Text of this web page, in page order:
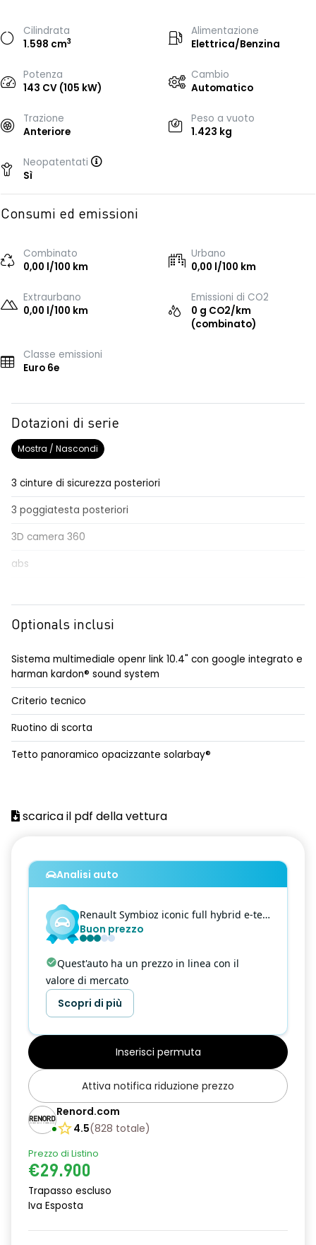
Cilindrata
1.598 cm3
Alimentazione
Elettrica/Benzina
Potenza
143 CV (105 kW)
Cambio
Automatico
Trazione
Anteriore
Peso a vuoto
1.423 kg
Neopatentati
Sì
Consumi ed emissioni
Combinato
0,00 l/100 km
Urbano
0,00 l/100 km
Extraurbano
0,00 l/100 km
Emissioni di CO2
0 g CO2/km
(combinato)
Classe emissioni
Euro 6e
Dotazioni di serie
Mostra / Nascondi
3 cinture di sicurezza posteriori
3 poggiatesta posteriori
3D camera 360
abs
adaptative cruise control
airbag frontale conducente e passeggero
airbag laterali anteriori e posteriori
alzacristalli anteriori elettrici e impulsionali
alzacristalli posteriori elettrici impulsionali
blind spot warning and rear detection with emergency lane
keeping assist
caricatore smartphone a induzione
climatizzatore automatico
commutatore airbag frontale passeggero
disattivazione ADAS
distance warning avviso distanza di sicurezza
doppio fondo bagagliaio
driver attention alert
driver display 10''
e-call chiamata d'emergenza
mantenimento della corsia
fari posteriori FULL LED 3D con firma luminosa dinamica C-
SHAPE
Optionals inclusi
Sistema multimediale openr link 10.4" con google integrato e
harman kardon® sound system
Criterio tecnico
Ruotino di scorta
Tetto panoramico opacizzante solarbay®
scarica il pdf della vettura
Analisi auto
Renault Symbioz iconic full hybrid e-tech 145
Buon prezzo
Quest'auto ha un prezzo in linea con il
valore di mercato
Scopri di più
Inserisci permuta
Attiva notifica riduzione prezzo
Renord.com
4.5(828 totale)
Prezzo di Listino
€29.900
Trapasso escluso
Iva Esposta